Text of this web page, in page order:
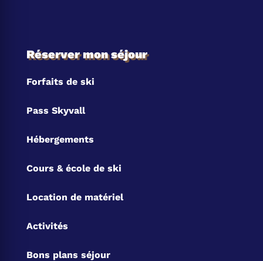
Réserver mon séjour
Forfaits de ski
Pass Skyvall
Hébergements
Cours & école de ski
Location de matériel
Activités
Bons plans séjour